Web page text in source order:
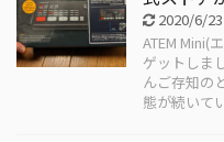
2020/6/23
ATEM Mini(
ゲットしま
んご存知の
態が続いて